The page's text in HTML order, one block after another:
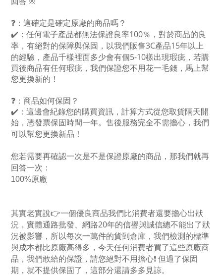
❓ ：這確定是確定原廠的商品嗎？
✔ ： 任何電子產品都無法保證良率100％，對於商品的良
率，有絕對的保障與保固，以我們販售3C產品15年以上
的經驗，產品千樣裡面多少會有個 5-10樣出現瑕疵，若購
買後商品有任何瑕疵，我們保證您不用花一毛錢，馬上幫
您更換新的！
❓ ：商品如何保固？
✔ ：這邊會紀錄您的購買資訊，計算方式從您取貨隔天開
始，憑發票保固時間一年。售後服務完全不需擔心，我們
可以幫您更換新品！
您若需要再確認一次是不是保證原廠的商品，那我們就再
回答一次：
100%原廠
其實老實說👉一個優良商品我們比消費者還要擔心出狀
況，實體通路批發、網路20年的信譽與誠信總不能出了狀
況被影響，所以每次一萬件的貨到倉庫，我們檢測的標準
與成本都比原廠高得多，今天任何消費者買了這些原廠商
品，我們敢給的保證，請您絕對不用擔心❗ 但過了保固
期，就不提供保固了，這部分還請多多見諒。